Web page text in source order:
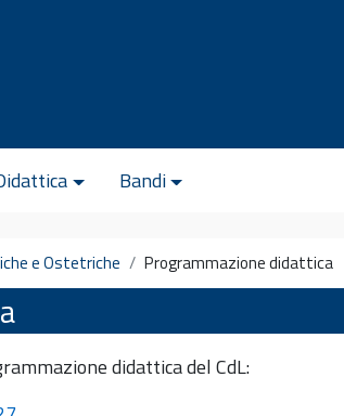
Bandi
e Ostetriche Programmazione didattica
didattica del CdL: